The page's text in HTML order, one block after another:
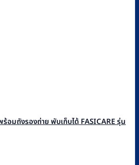
อมถังรองถ่าย พับเก็บได้ FASICARE รุ่น